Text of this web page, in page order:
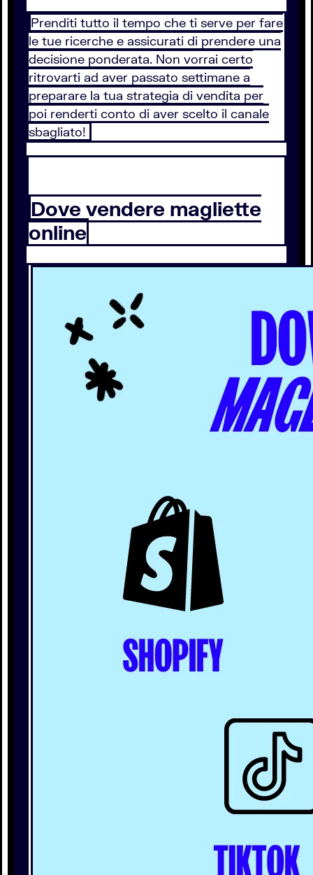
Prenditi tutto il tempo che ti serve per fare
le tue ricerche e assicurati di prendere una
decisione ponderata. Non vorrai certo
ritrovarti ad aver passato settimane a
preparare la tua strategia di vendita per
poi renderti conto di aver scelto il canale
sbagliato!
Dove vendere magliette
online